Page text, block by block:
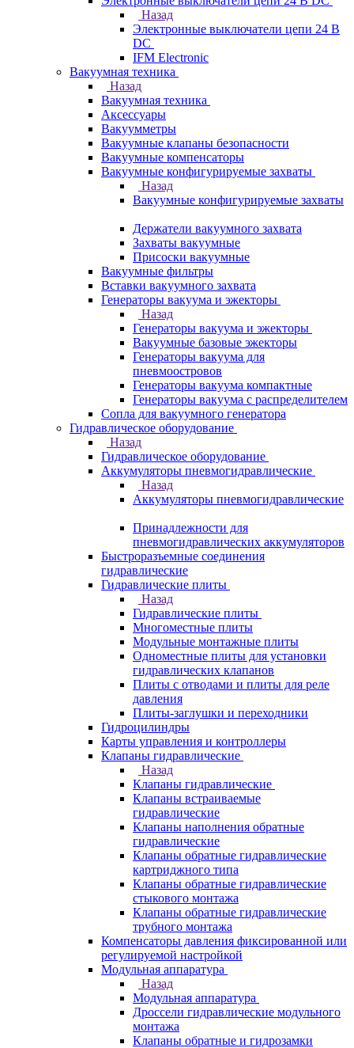
Назад
Электронные выключатели цепи 24 В
DC
IFM Electronic
Вакуумная техника
Назад
Вакуумная техника
Аксессуары
Вакуумметры
Вакуумные клапаны безопасности
Вакуумные компенсаторы
Вакуумные конфигурируемые захваты
Назад
Вакуумные конфигурируемые захваты
Держатели вакуумного захвата
Захваты вакуумные
Присоски вакуумные
Вакуумные фильтры
Вставки вакуумного захвата
Генераторы вакуума и эжекторы
Назад
Генераторы вакуума и эжекторы
Вакуумные базовые эжекторы
Генераторы вакуума для
пневмоостровов
Генераторы вакуума компактные
Генераторы вакуума с распределителем
Сопла для вакуумного генератора
Гидравлическое оборудование
Назад
Гидравлическое оборудование
Аккумуляторы пневмогидравлические
Назад
Аккумуляторы пневмогидравлические
Принадлежности для
пневмогидравлических аккумуляторов
Быстроразъемные соединения
гидравлические
Гидравлические плиты
Назад
Гидравлические плиты
Многоместные плиты
Модульные монтажные плиты
Одноместные плиты для установки
гидравлических клапанов
Плиты с отводами и плиты для реле
давления
Плиты-заглушки и переходники
Гидроцилиндры
Карты управления и контроллеры
Клапаны гидравлические
Назад
Клапаны гидравлические
Клапаны встраиваемые
гидравлические
Клапаны наполнения обратные
гидравлические
Клапаны обратные гидравлические
картриджного типа
Клапаны обратные гидравлические
стыкового монтажа
Клапаны обратные гидравлические
трубного монтажа
Компенсаторы давления фиксированной или
регулируемой настройкой
Модульная аппаратура
Назад
Модульная аппаратура
Дроссели гидравлические модульного
монтажа
Клапаны обратные и гидрозамки